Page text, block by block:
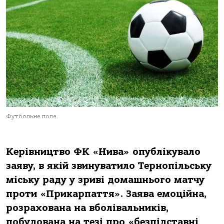
Футбольне поле.
Керівництво ФК «Нива» опублікувало
заяву, в якій звинуватило Тернопільську
міську раду у зриві домашнього матчу
проти «Прикарпаття». Заява емоційна,
розрахована на вболівальників,